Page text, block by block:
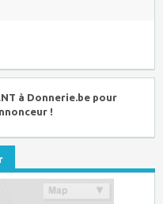
à Donnerie.be pour
!